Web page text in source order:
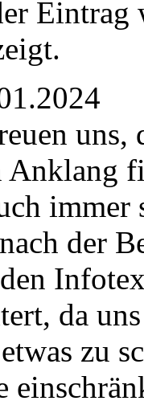
uns,
Anklang
der
da
zu